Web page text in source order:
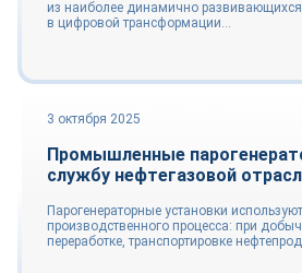
из наиболее динамично
в цифровой трансформации...
Рынок
3 октября 2025
Промышленные
службу нефтегазовой
Парогенераторные установки
производственного процесса: при
переработке, транспортировке